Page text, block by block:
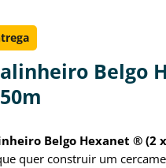
Belgo
Belgo Hexanet ® (2
quer construir um